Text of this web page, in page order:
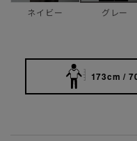
ネイビー グレー
173cm /